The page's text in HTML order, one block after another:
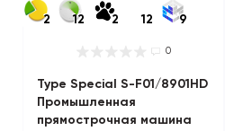
2 12 2 12 9
0
Type Special S-F01/8901HD
Промышленная
прямострочная машина